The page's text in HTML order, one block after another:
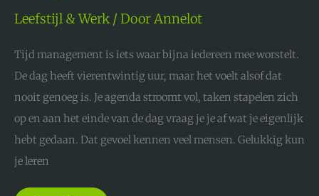
Leefstijl & Werk/ DoorAnnelot
Tijd management is iets waar bijna iedereen mee worstelt.
De dag heeft vierentwintig uur, maar het voelt alsof dat
nooit genoeg is. Je agenda stroomt vol, taken stapelen zich
op en aan het einde van de dag vraag je je af wat je eigenlijk
hebt gedaan. Dat gevoel kennen veel mensen. Gelukkig kun
je leren